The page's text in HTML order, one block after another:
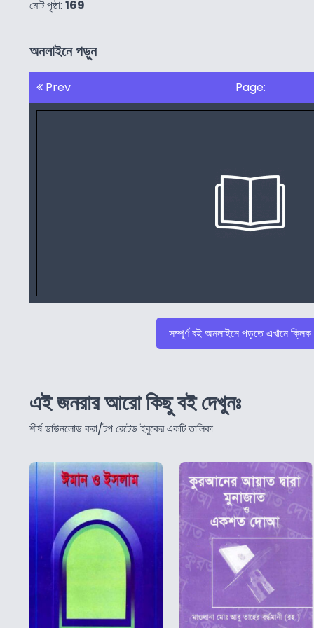
মোট পৃষ্ঠা: 169
অনলাইনে পড়ুন
Prev Page:
সম্পুর্ণ বই অনলাইনে পড়তে এখানে
এই জনরার আরো কিছু বই দেখুনঃ
শীর্ষ ডাউনলোড করা/টপ রেটেড ইবুকের একটি তালিকা